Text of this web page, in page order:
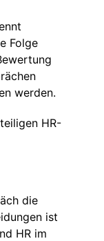
Folge
werden.
HR-
die
ist
HR im